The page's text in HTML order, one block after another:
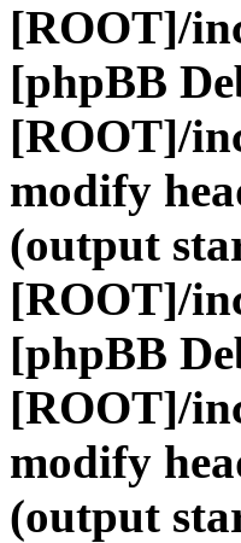
[ROOT]/
[phpBB
[ROOT]/
modify
(output
[ROOT]/
[phpBB
[ROOT]/
modify
(output